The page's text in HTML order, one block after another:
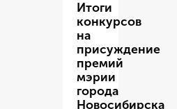
Итоги
конкурсов
на
присуждение
премий
мэрии
города
Новосибирска